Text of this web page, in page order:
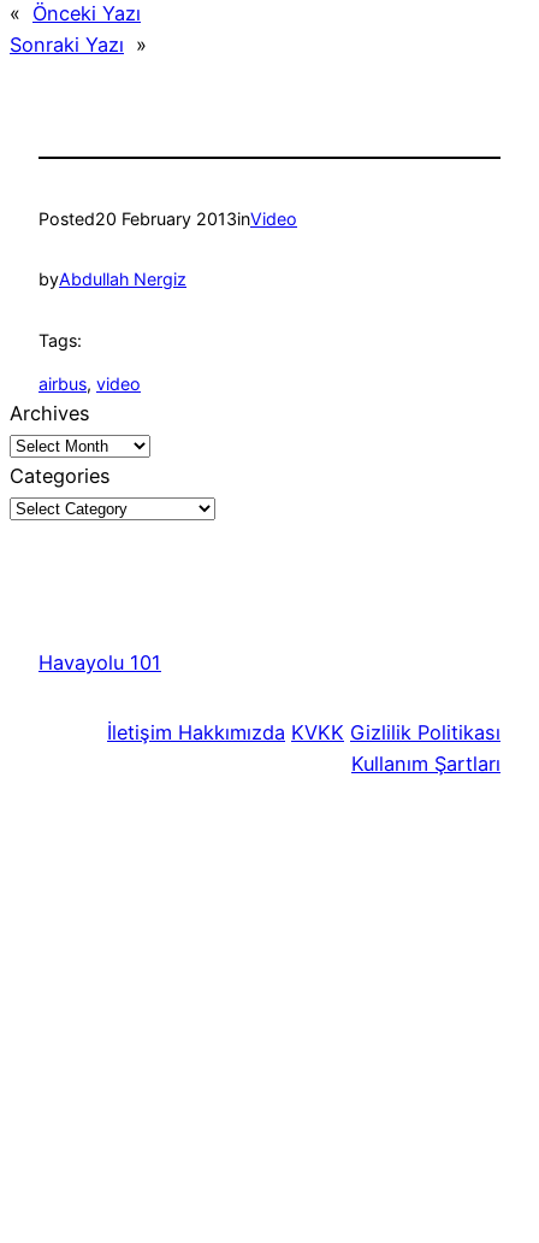
« Önceki Yazı
Sonraki Yazı »
Posted20 February 2013inVideo
byAbdullah Nergiz
Tags:
airbus, video
Archives
Categories
Havayolu 101
İletişim Hakkımızda KVKK Gizlilik Politikası
Kullanım Şartları